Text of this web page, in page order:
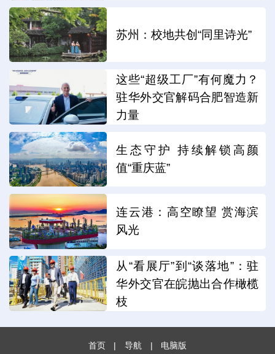
苏州：校地共创“同里诗光”
这些“超级工厂”有何魔力？
驻华外交官解码合肥智造新
力量
生态守护 持续解锁高颜
值“重庆蓝”
连云港：高空瞭望 赏海滨
风光
从“看展厅”到“谈落地”：驻
华外交官在皖抛出合作橄榄
枝
首页 | 导航 | 电脑版